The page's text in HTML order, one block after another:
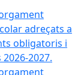
adreçats a
obligatoris i
2027.